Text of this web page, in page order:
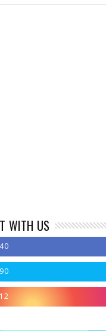
WITH US